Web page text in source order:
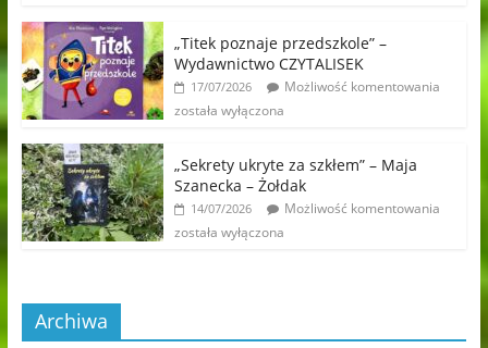
„Titek poznaje przedszkole” –
Wydawnictwo CZYTALISEK
17/07/2026
Możliwość komentowania
została wyłączona
„Sekrety ukryte za szkłem” – Maja
Szanecka – Żołdak
14/07/2026
Możliwość komentowania
została wyłączona
Archiwa